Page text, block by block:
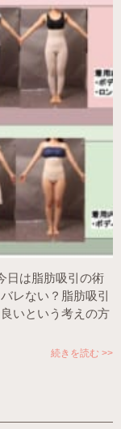
日は脂肪吸引の術
レない？脂肪吸引
いという考えの方
続きを読む >>